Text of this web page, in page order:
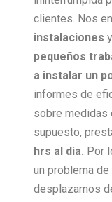
clientes. Nos
instalaciones
pequeños
a instalar un
informes de
sobre medidas
supuesto,
hrs al dia. Por
un problema
desplazarnos